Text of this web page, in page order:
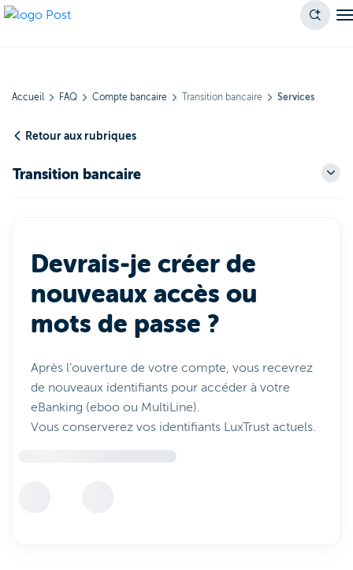
Accueil FAQ Compte bancaire Transition bancaire Services
Retour aux rubriques
Transition bancaire
Devrais-je créer de
nouveaux accès ou
mots de passe ?
Après l’ouverture de votre compte, vous recevrez
de nouveaux identifiants pour accéder à votre
eBanking (eboo ou MultiLine).
Vous conserverez vos identifiants LuxTrust actuels.